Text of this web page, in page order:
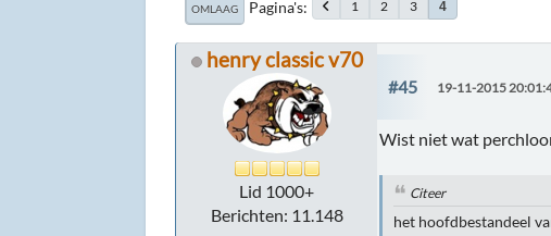
OMLAAG Pagina's 1 2 3 4
henry classic v70
Lid 1000+
Berichten: 11.148
#45 19-11-2015
Wist niet wat
Citeer
het hoofdbestandeel